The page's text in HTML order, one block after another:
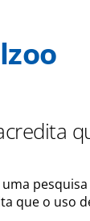
que o uso